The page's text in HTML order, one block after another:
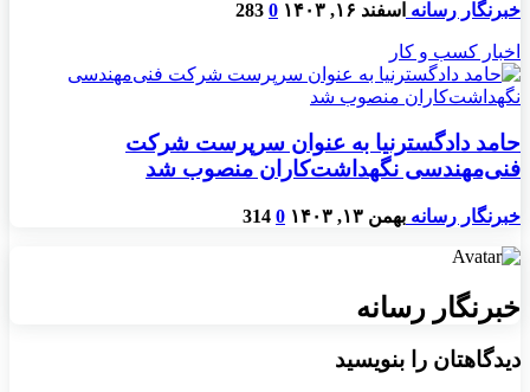
خبرنگار رسانه اسفند ۱۶, ۱۴۰۳ 0
283
اخبار کسب و کار
حامد دادگسترنیا به عنوان سرپرست شرکت
فنی‌مهندسی نگهداشت‌کاران منصوب شد
خبرنگار رسانه بهمن ۱۳, ۱۴۰۳ 0
314
خبرنگار رسانه
دیدگاهتان را بنویسید